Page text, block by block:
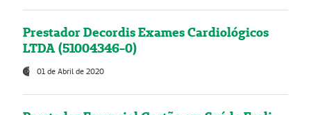
Prestador Decordis Exames Cardiológicos
LTDA (51004346-0)
01 de Abril de 2020